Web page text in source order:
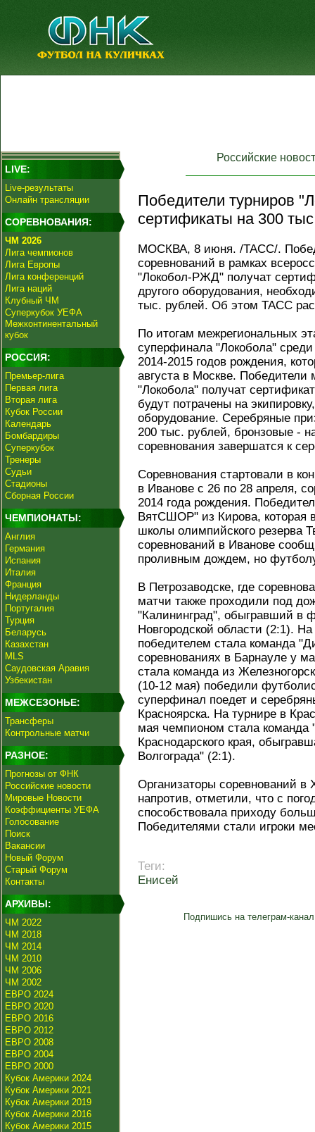
LIVE:
Live-результаты
Онлайн трансляции
СОРЕВНОВАНИЯ:
ЧМ 2026
Лига чемпионов
Лига Европы
Лига конференций
Лига наций
Клубный ЧМ
Суперкубок УЕФА
Межконтинентальный
кубок
РОССИЯ:
Премьер-лига
Первая лига
Вторая лига
Кубок России
Календарь
Бомбардиры
Суперкубок
Тренеры
Судьи
Стадионы
Сборная России
ЧЕМПИОНАТЫ:
Англия
Германия
Испания
Италия
Франция
Нидерланды
Португалия
Турция
Беларусь
Казахстан
MLS
Саудовская Аравия
Узбекистан
МЕЖСЕЗОНЬЕ:
Трансферы
Контрольные матчи
РАЗНОЕ:
Прогнозы от ФНК
Российские новости
Мировые Новости
Коэффициенты УЕФА
Голосование
Поиск
Вакансии
Новый Форум
Старый Форум
Контакты
АРХИВЫ:
ЧМ 2022
ЧМ 2018
ЧМ 2014
ЧМ 2010
ЧМ 2006
ЧМ 2002
ЕВРО 2024
ЕВРО 2020
ЕВРО 2016
ЕВРО 2012
ЕВРО 2008
ЕВРО 2004
ЕВРО 2000
Кубок Америки 2024
Кубок Америки 2021
Кубок Америки 2019
Кубок Америки 2016
Кубок Америки 2015
Российские
Победители турниров
сертификаты на 300
МОСКВА, 8 июня. /ТАСС/.
соревнований в рамках
"Локобол-РЖД" получат
другого оборудования,
тыс. рублей. Об этом ТАСС
По итогам межрегиональных
суперфинала "Локобола"
2014-2015 годов рождения,
августа в Москве. Победители
"Локобола" получат
будут потрачены на
оборудование. Серебряные
200 тыс. рублей, бронзовые -
соревнования завершатся к
Соревнования стартовали в
в Иванове с 26 по 28 апреля,
2014 года рождения.
ВятСШОР" из Кирова, которая
школы олимпийского резерва
соревнований в Иванове
проливным дождем, но
В Петрозаводске, где
матчи также проходили под
"Калининград", обыгравший в
Новгородской области (2:1).
победителем стала команда
соревнованиях в Барнауле у
стала команда из
(10-12 мая) победили
суперфинал поедет и
Красноярска. На турнире в
мая чемпионом стала команда
Краснодарского края,
Волгограда" (2:1).
Организаторы соревнований в
напротив, отметили, что с
способствовала приходу
Победителями стали игроки
Теги:
Енисей
Подпишись на телеграм-